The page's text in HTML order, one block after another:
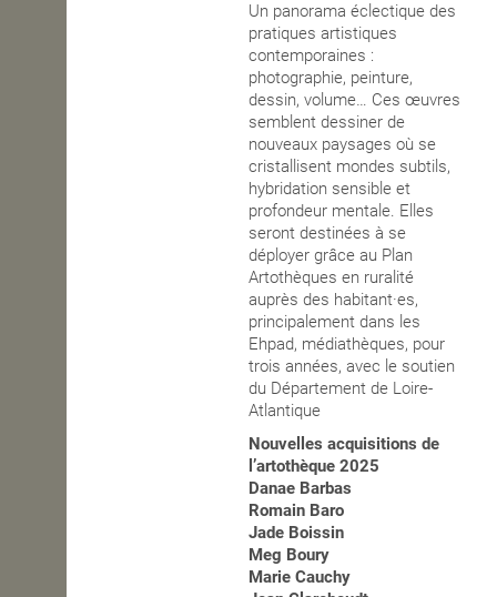
Un panorama éclectique des
pratiques artistiques
contemporaines :
photographie, peinture,
dessin, volume… Ces œuvres
semblent dessiner de
nouveaux paysages où se
cristallisent mondes subtils,
hybridation sensible et
profondeur mentale. Elles
seront destinées à se
déployer grâce au Plan
Artothèques en ruralité
auprès des habitant·es,
principalement dans les
Ehpad, médiathèques, pour
trois années, avec le soutien
du Département de Loire-
Atlantique
Nouvelles acquisitions de
l’artothèque 2025
Danae Barbas
Romain Baro
Jade Boissin
Meg Boury
Marie Cauchy